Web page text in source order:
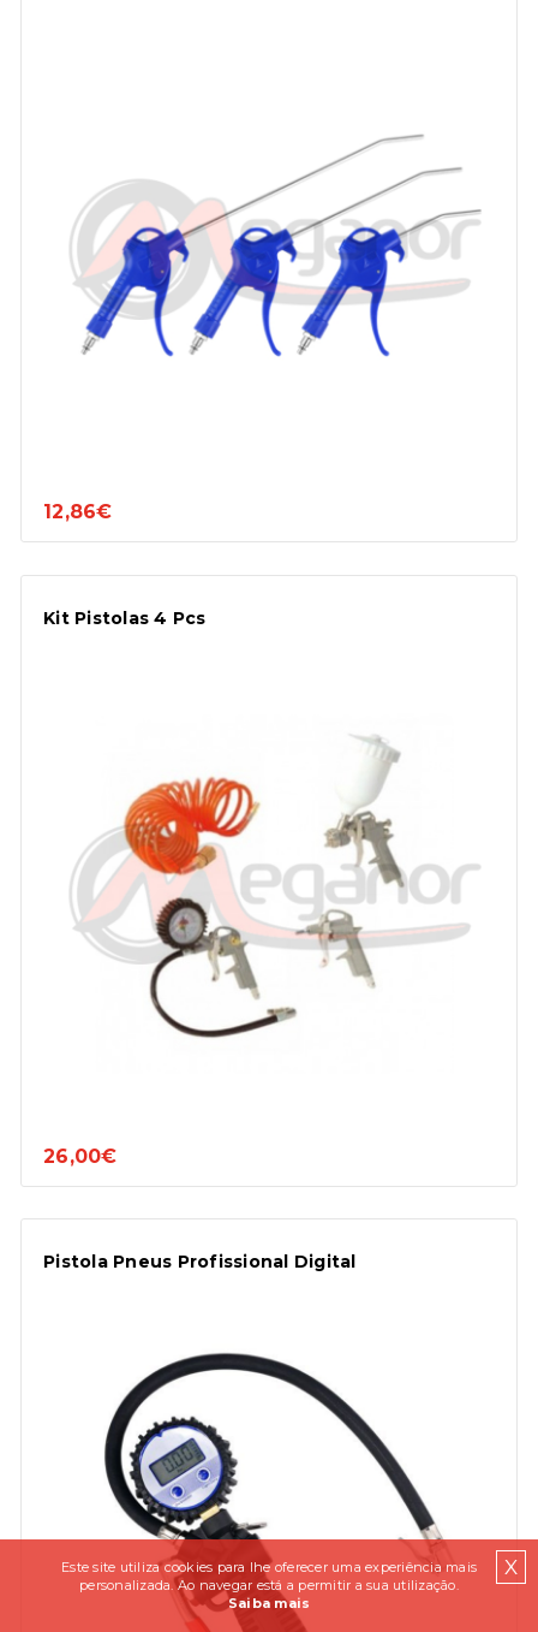
Este site utiliza cookies para lhe oferecer uma experiência mais
personalizada. Ao navegar está a permitir a sua utilização.
Saiba mais
X
12,86€
Kit Pistolas 4 Pcs
26,00€
Pistola Pneus Profissional Digital